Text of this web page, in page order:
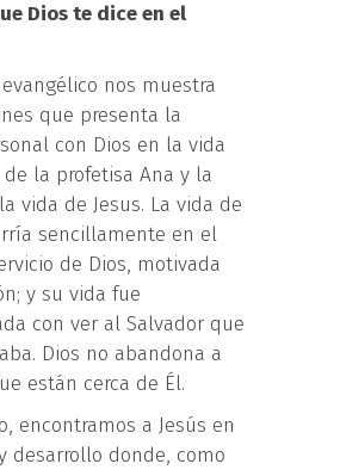
Dios te dice en el
nos muestra
que presenta la
con Dios en la vida
la profetisa Ana y la
vida de Jesus. La vida de
sencillamente en el
de Dios, motivada
y su vida fue
con ver al Salvador que
Dios no abandona a
están cerca de Él.
encontramos a Jesús en
desarrollo donde, como